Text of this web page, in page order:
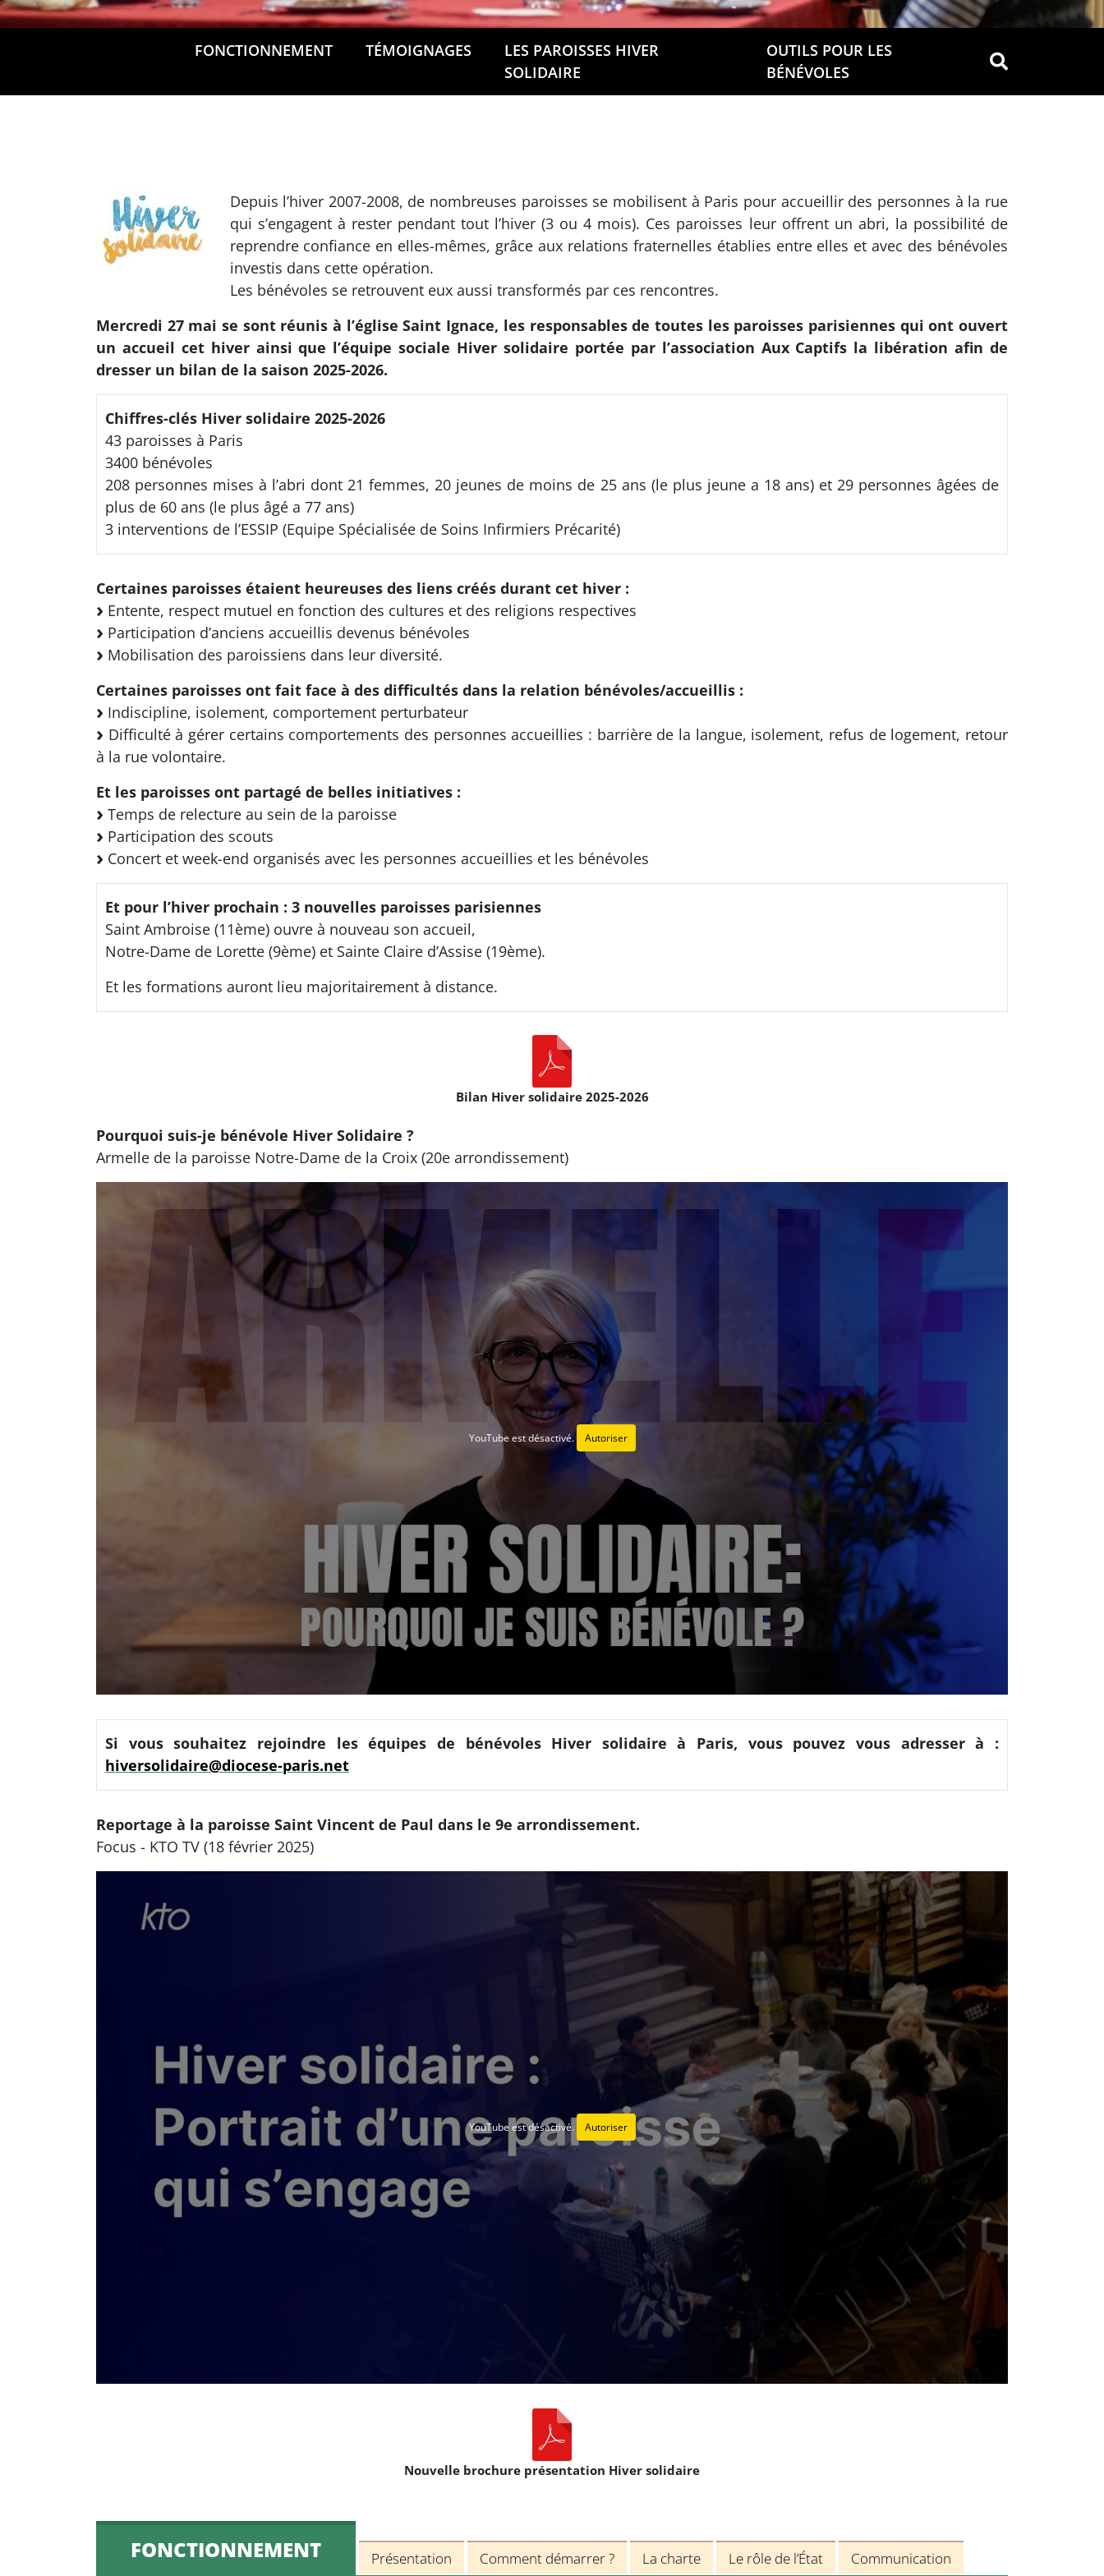
FONCTIONNEMENT TÉMOIGNAGES
LES PAROISSES HIVER
SOLIDAIRE
OUTILS POUR LES
BÉNÉVOLES
Depuis l’hiver 2007-2008, de nombreuses paroisses se mobilisent à Paris pour accueillir des personnes à la rue
qui s’engagent à rester pendant tout l’hiver (3 ou 4 mois). Ces paroisses leur offrent un abri, la possibilité de
reprendre confiance en elles-mêmes, grâce aux relations fraternelles établies entre elles et avec des bénévoles
investis dans cette opération.
Les bénévoles se retrouvent eux aussi transformés par ces rencontres.
Mercredi 27 mai se sont réunis à l’église Saint Ignace, les responsables de toutes les paroisses parisiennes qui ont ouvert
un accueil cet hiver ainsi que l’équipe sociale Hiver solidaire portée par l’association Aux Captifs la libération afin de
dresser un bilan de la saison 2025-2026.
Chiffres-clés Hiver solidaire 2025-2026
43 paroisses à Paris
3400 bénévoles
208 personnes mises à l’abri dont 21 femmes, 20 jeunes de moins de 25 ans (le plus jeune a 18 ans) et 29 personnes âgées de
plus de 60 ans (le plus âgé a 77 ans)
3 interventions de l’ESSIP (Equipe Spécialisée de Soins Infirmiers Précarité)
Certaines paroisses étaient heureuses des liens créés durant cet hiver :
Entente, respect mutuel en fonction des cultures et des religions respectives
Participation d’anciens accueillis devenus bénévoles
Mobilisation des paroissiens dans leur diversité.
Certaines paroisses ont fait face à des difficultés dans la relation bénévoles/accueillis :
Indiscipline, isolement, comportement perturbateur
Difficulté à gérer certains comportements des personnes accueillies : barrière de la langue, isolement, refus de logement, retour
à la rue volontaire.
Et les paroisses ont partagé de belles initiatives :
Temps de relecture au sein de la paroisse
Participation des scouts
Concert et week-end organisés avec les personnes accueillies et les bénévoles
Et pour l’hiver prochain : 3 nouvelles paroisses parisiennes
Saint Ambroise (11ème) ouvre à nouveau son accueil,
Notre-Dame de Lorette (9ème) et Sainte Claire d’Assise (19ème).
Et les formations auront lieu majoritairement à distance.
Bilan Hiver solidaire 2025-2026
Pourquoi suis-je bénévole Hiver Solidaire ?
Armelle de la paroisse Notre-Dame de la Croix (20e arrondissement)
YouTube est désactivé. Autoriser
Si vous souhaitez rejoindre les équipes de bénévoles Hiver solidaire à Paris, vous pouvez vous adresser à :
hiversolidaire@diocese-paris.net
Reportage à la paroisse Saint Vincent de Paul dans le 9e arrondissement.
Focus - KTO TV (18 février 2025)
YouTube est désactivé. Autoriser
Nouvelle brochure présentation Hiver solidaire
FONCTIONNEMENT Présentation Comment démarrer ? La charte Le rôle de l’État Communication